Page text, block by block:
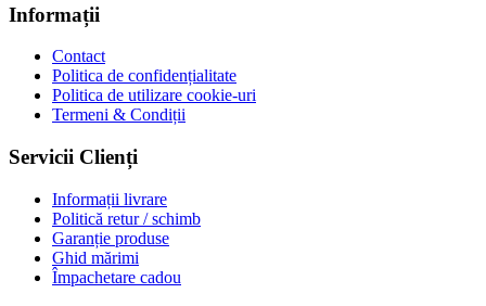
Informații
Contact
Politica de confidențialitate
Politica de utilizare cookie-uri
Termeni & Condiții
Servicii Clienți
Informații livrare
Politică retur / schimb
Garanție produse
Ghid mărimi
Împachetare cadou